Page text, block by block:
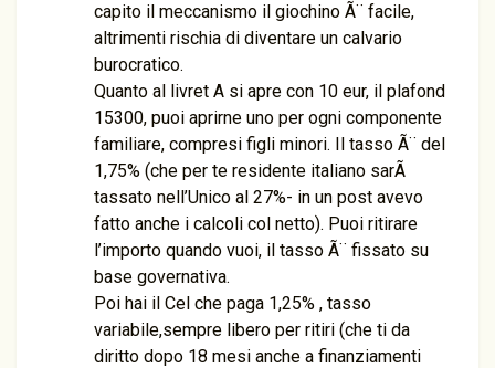
capito il meccanismo il giochino Ã¨ facile,
altrimenti rischia di diventare un calvario
burocratico.
Quanto al livret A si apre con 10 eur, il plafond
15300, puoi aprirne uno per ogni componente
familiare, compresi figli minori. Il tasso Ã¨ del
1,75% (che per te residente italiano sarÃ
tassato nell’Unico al 27%- in un post avevo
fatto anche i calcoli col netto). Puoi ritirare
l’importo quando vuoi, il tasso Ã¨ fissato su
base governativa.
Poi hai il Cel che paga 1,25% , tasso
variabile,sempre libero per ritiri (che ti da
diritto dopo 18 mesi anche a finanziamenti